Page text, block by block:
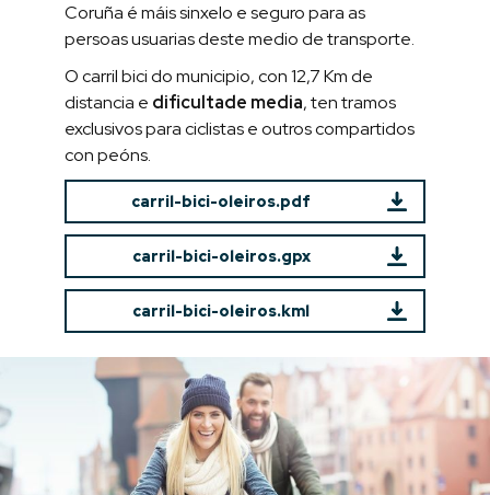
Coruña é máis sinxelo e seguro para as
persoas usuarias deste medio de transporte.
O carril bici do municipio, con 12,7 Km de
distancia e dificultade media, ten tramos
exclusivos para ciclistas e outros compartidos
con peóns.
carril-bici-oleiros.pdf
carril-bici-oleiros.gpx
carril-bici-oleiros.kml